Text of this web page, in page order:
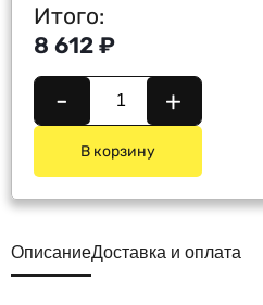
Итого:
8 612 ₽
- +
В корзину
ОписаниеДоставка и оплата